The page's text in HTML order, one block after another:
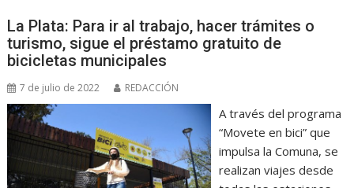
La Plata: Para ir al trabajo, hacer trámites o
turismo, sigue el préstamo gratuito de
bicicletas municipales
7 de julio de 2022 REDACCIÓN
A través del programa
“Movete en bici” que
impulsa la Comuna, se
realizan viajes desde